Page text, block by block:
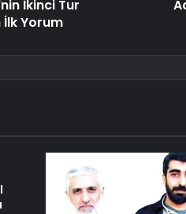
İkinci Tur
İlk Yorum